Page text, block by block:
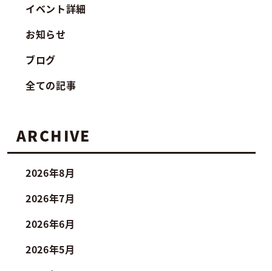
イベント詳細
お知らせ
ブログ
全ての記事
ARCHIVE
2026年8月
2026年7月
2026年6月
2026年5月